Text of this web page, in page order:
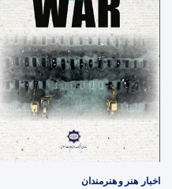
اخبار هنر و هنرمندان